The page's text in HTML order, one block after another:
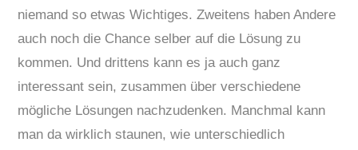
niemand so etwas Wichtiges. Zweitens haben Andere
auch noch die Chance selber auf die Lösung zu
kommen. Und drittens kann es ja auch ganz
interessant sein, zusammen über verschiedene
mögliche Lösungen nachzudenken. Manchmal kann
man da wirklich staunen, wie unterschiedlich